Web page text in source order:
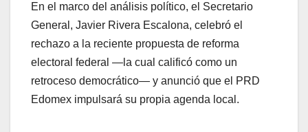
En el marco del análisis político, el Secretario
General, Javier Rivera Escalona, celebró el
rechazo a la reciente propuesta de reforma
electoral federal —la cual calificó como un
retroceso democrático— y anunció que el PRD
Edomex impulsará su propia agenda local.